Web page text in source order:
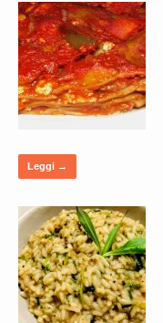
Leggi →